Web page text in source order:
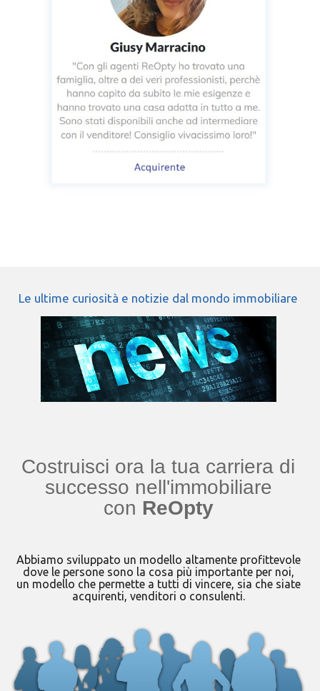
Le ultime curiosità e notizie dal mondo immobiliare
Costruisci ora la tua carriera di
successo nell'immobiliare
con ReOpty
Abbiamo sviluppato un modello altamente profittevole
dove le persone sono la cosa più importante per noi,
un modello che permette a tutti di vincere, sia che siate
acquirenti, venditori o consulenti.